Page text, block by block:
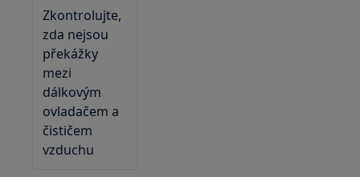
Zkontrolujte,
zda nejsou
překážky
mezi
dálkovým
ovladačem a
čističem
vzduchu